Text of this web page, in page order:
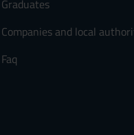
Graduates
Companies and local
Faq